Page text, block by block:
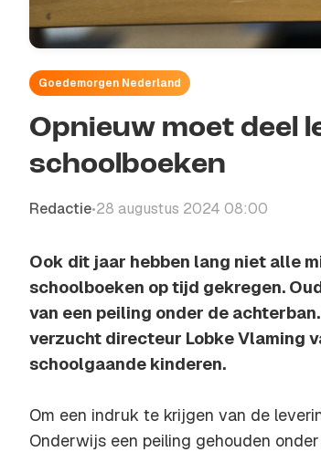
Goedemorgen Nederland
Opnieuw moet deel
schoolboeken
Redactie•28 augustus 2024 08:00
Ook dit jaar hebben lang niet alle
schoolboeken op tijd gekregen.
van een peiling onder de
verzucht directeur Lobke Vlaming
schoolgaande kinderen.
Om een indruk te krijgen van de
Onderwijs een peiling gehouden